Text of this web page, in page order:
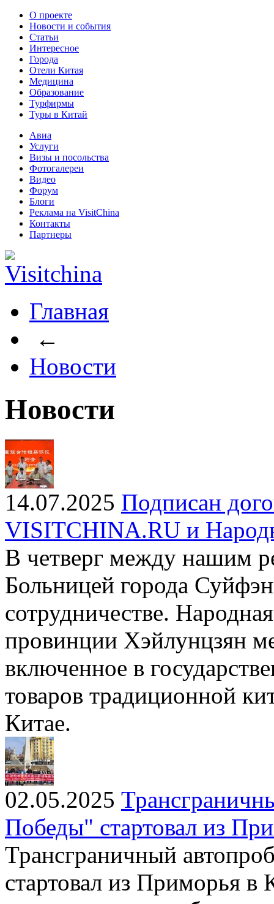
О проекте
Новости и события
Статьи
Интересное
Города
Отели Китая
Медицина
Образование
Турфирмы
Туры в Китай
Авиа
Услуги
Визы и посольства
Фотогалереи
Видео
Форум
Блоги
Реклама на VisitChina
Контакты
Партнеры
Главная
←
Новости
Новости
14.07.2025 Подписан
VISITCHINA.RU и
В четверг между нашим
Больницей города
сотрудничестве.
провинции Хэйлунцзян
включенное в
товаров традиционной
Китае.
02.05.2025
Победы" стартовал из
Трансграничный
стартовал из Приморья в